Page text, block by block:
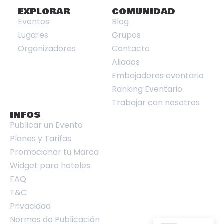
EXPLORAR
Eventos
Lugares
Organizadores
COMUNIDAD
Blog
Grupos
Contacto
Aliados
Embajadores eventario
Ranking Eventario
Trabajar con nosotros
INFOS
Publicar un Evento
Planes y Tarifas
Promocionar tu Marca
Widget para hoteles
FAQ
T&C
Privacidad
Normas de Publicación